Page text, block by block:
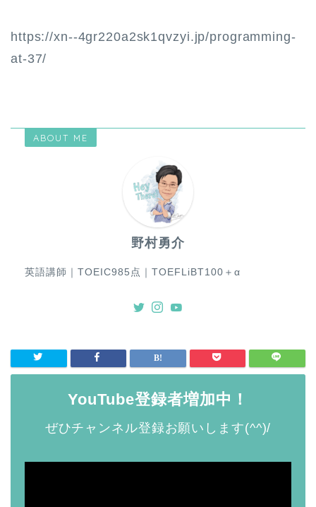
https://xn--4gr220a2sk1qvzyi.jp/programming-
at-37/
ABOUT ME
野村勇介
英語講師｜TOEIC985点｜TOEFLiBT100＋α
YouTube登録者増加中！
ぜひチャンネル登録お願いします(^^)/